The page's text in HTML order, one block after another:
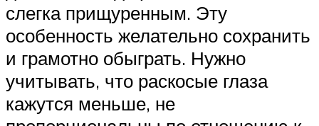
слегка прищуренным. Эту
особенность желательно сохранить
и грамотно обыграть. Нужно
учитывать, что раскосые глаза
кажутся меньше, не